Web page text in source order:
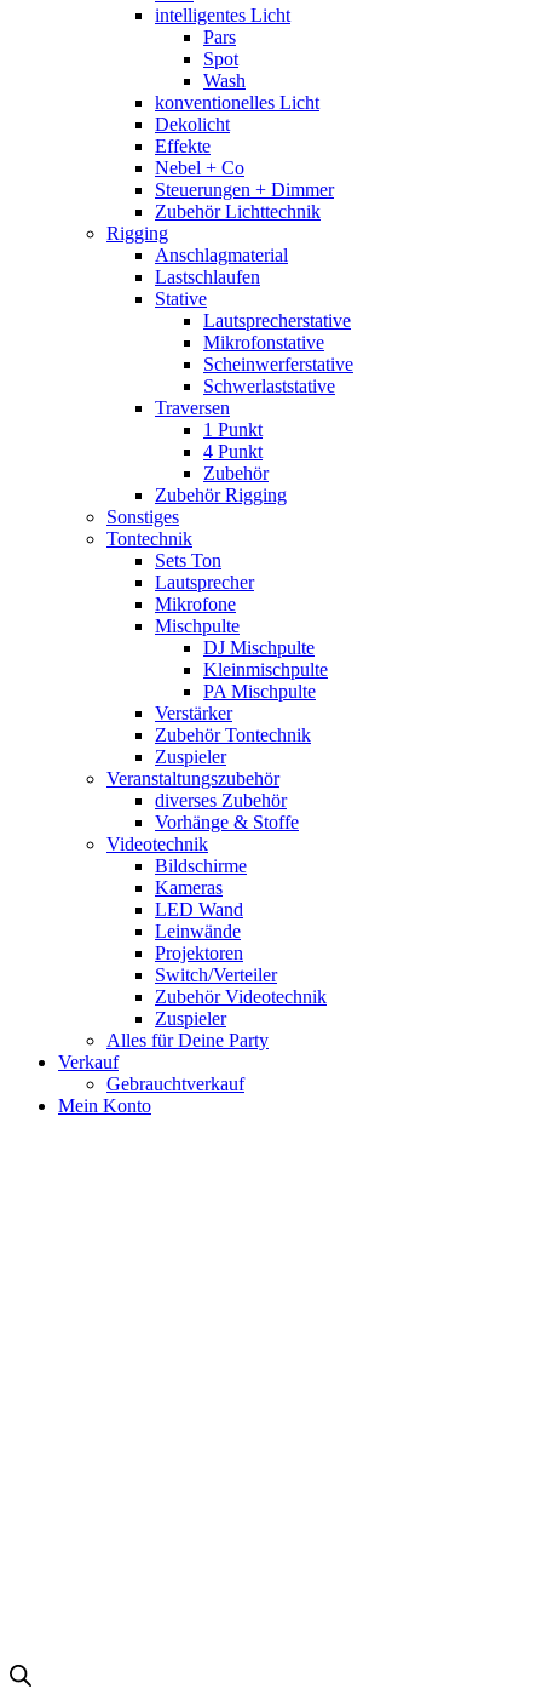
intelligentes Licht
Pars
Spot
Wash
konventionelles Licht
Dekolicht
Effekte
Nebel + Co
Steuerungen + Dimmer
Zubehör Lichttechnik
Rigging
Anschlagmaterial
Lastschlaufen
Stative
Lautsprecherstative
Mikrofonstative
Scheinwerferstative
Schwerlaststative
Traversen
1 Punkt
4 Punkt
Zubehör
Zubehör Rigging
Sonstiges
Tontechnik
Sets Ton
Lautsprecher
Mikrofone
Mischpulte
DJ Mischpulte
Kleinmischpulte
PA Mischpulte
Verstärker
Zubehör Tontechnik
Zuspieler
Veranstaltungszubehör
diverses Zubehör
Vorhänge & Stoffe
Videotechnik
Bildschirme
Kameras
LED Wand
Leinwände
Projektoren
Switch/Verteiler
Zubehör Videotechnik
Zuspieler
Alles für Deine Party
Verkauf
Gebrauchtverkauf
Mein Konto